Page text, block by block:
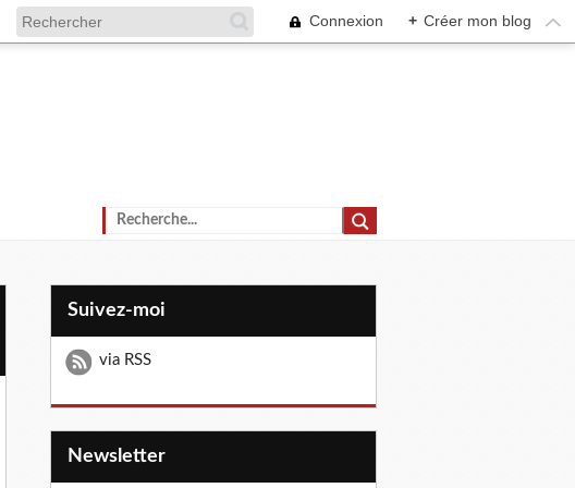
Connexion + Créer mon blog
Suivez-moi
via RSS
Newsletter